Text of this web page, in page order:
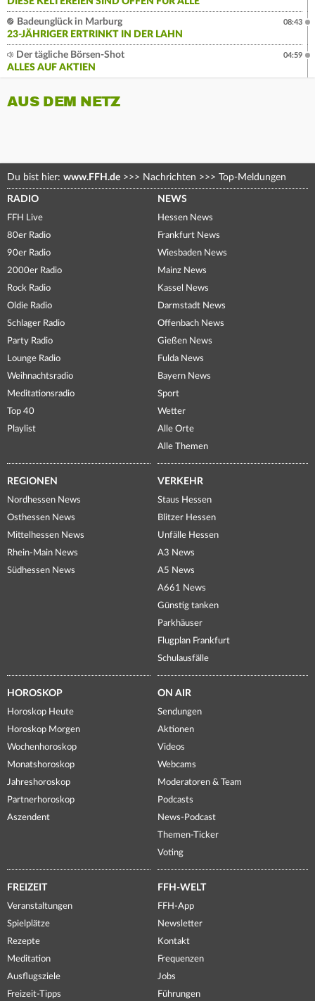
Badeunglück in Marburg
23-JÄHRIGER ERTRINKT IN DER LAHN
08:43
Der tägliche Börsen-Shot
ALLES AUF AKTIEN
04:59
AUS DEM NETZ
Du bist hier: www.FFH.de >>> Nachrichten >>> Top-Meldungen
RADIO
FFH Live
80er Radio
90er Radio
2000er Radio
Rock Radio
Oldie Radio
Schlager Radio
Party Radio
Lounge Radio
Weihnachtsradio
Meditationsradio
Top 40
Playlist
NEWS
Hessen News
Frankfurt News
Wiesbaden News
Mainz News
Kassel News
Darmstadt News
Offenbach News
Gießen News
Fulda News
Bayern News
Sport
Wetter
Alle Orte
Alle Themen
REGIONEN
Nordhessen News
Osthessen News
Mittelhessen News
Rhein-Main News
Südhessen News
VERKEHR
Staus Hessen
Blitzer Hessen
Unfälle Hessen
A3 News
A5 News
A661 News
Günstig tanken
Parkhäuser
Flugplan Frankfurt
Schulausfälle
HOROSKOP
Horoskop Heute
Horoskop Morgen
Wochenhoroskop
Monatshoroskop
Jahreshoroskop
Partnerhoroskop
Aszendent
ON AIR
Sendungen
Aktionen
Videos
Webcams
Moderatoren & Team
Podcasts
News-Podcast
Themen-Ticker
Voting
FREIZEIT
Veranstaltungen
Spielplätze
Rezepte
Meditation
Ausflugsziele
Freizeit-Tipps
FFH-WELT
FFH-App
Newsletter
Kontakt
Frequenzen
Jobs
Führungen